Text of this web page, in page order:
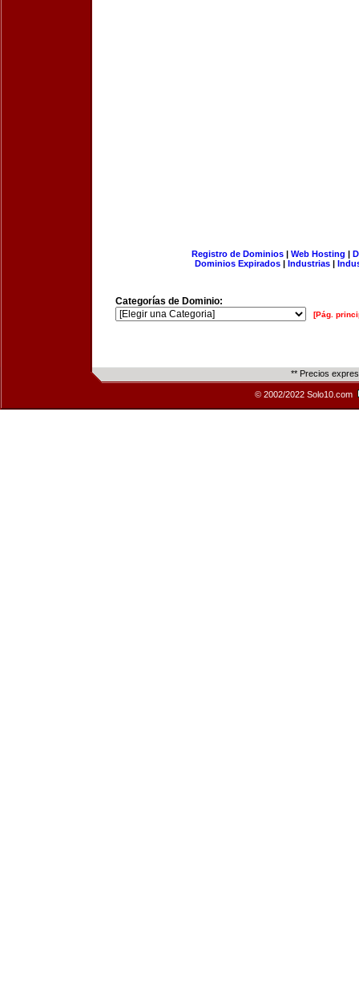
Registro de Dominios| Web Hosting |
Dominios Expirados | Industrias |
Categorías de Dominio:
[Pág.
** Precios
© 2002/2022 Solo10.com